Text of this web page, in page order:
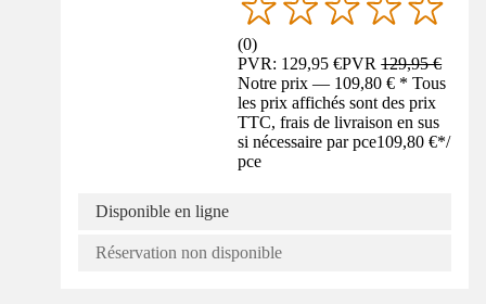
(0)
PVR: 129,95 €PVR129,95 €
Notre prix — 109,80 € * Tous
les prix affichés sont des prix
TTC, frais de livraison en sus
si nécessaire par pce109,80 €*/
pce
Disponible en ligne
Réservation non disponible